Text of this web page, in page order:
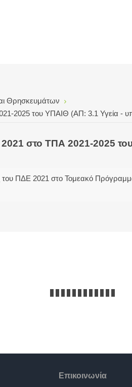
Θρησκευμάτων
2025 του ΥΠΑΙΘ (ΑΠ: 3.1 Υγεία -
στο ΤΠΑ 2021-2025
ΠΔΕ 2021 στο Τομεακό
Επικοινωνία